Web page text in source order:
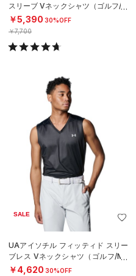
スリーブ Vネックシャツ（ゴルフ/M
EN）
￥5,390 30%OFF
￥7,700
SALE
UAアイソチル フィッティド スリー
ブレス Vネックシャツ（ゴルフ/ME
N）
￥4,620 30%OFF